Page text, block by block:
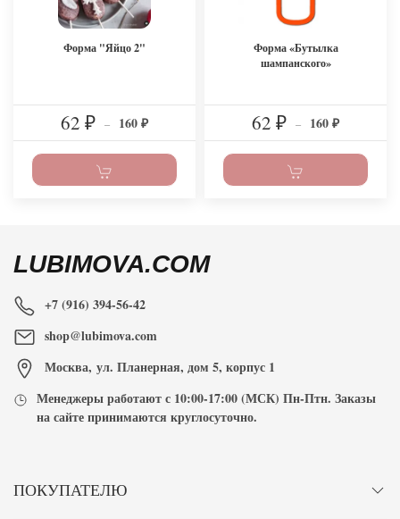
Форма "Яйцо 2"
62 ₽ – 160 ₽
Форма «Бутылка
шампанского»
62 ₽ – 160 ₽
LUBIMOVA.COM
+7 (916) 394-56-42
shop@lubimova.com
Москва, ул. Планерная, дом 5, корпус 1
Менеджеры работают с 10:00-17:00(МСК) Пн-Птн. Заказы
на сайте принимаются круглосуточно.
ПОКУПАТЕЛЮ